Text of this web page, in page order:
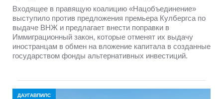
Входящее в правящую коалицию «Нацобъединение»
выступило против предложения премьера Кулбергса по
выдаче ВНЖ и предлагает внести поправки в
Иммиграционный закон, которые отменят их выдачу
иностранцам в обмен на вложение капитала в созданные
государством фонды альтернативных инвестиций.
ДАУГАВПИЛС